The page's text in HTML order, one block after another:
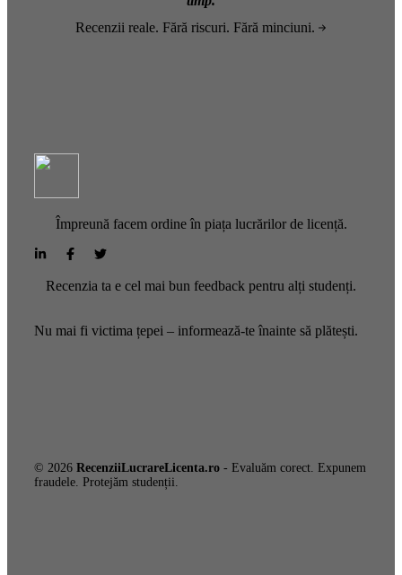
Recenzii reale. Fără riscuri. Fără minciuni.
Împreună facem ordine în piața lucrărilor de licență.
Recenzia ta e cel mai bun feedback pentru alți studenți.
Nu mai fi victima țepei – informează-te înainte să plătești.
© 2026 RecenziiLucrareLicenta.ro - Evaluăm corect. Expunem
fraudele. Protejăm studenții.